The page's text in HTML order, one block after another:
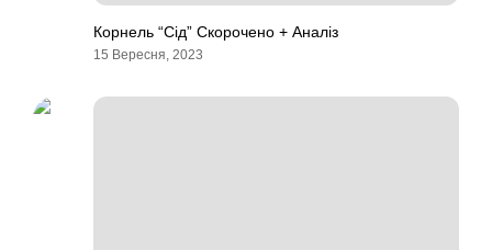
Корнель “Сід” Скорочено + Аналіз
15 Вересня, 2023